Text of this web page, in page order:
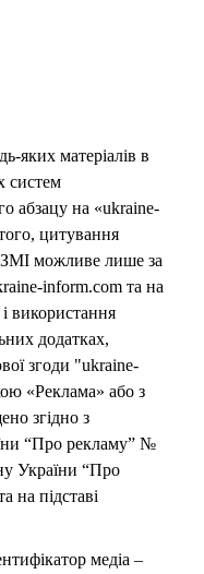
яких матеріалів в
систем
абзацу на «ukraine-
цитування
ЗМІ можливе лише за
inform.com та на
використання
додатках,
згоди "ukraine-
«Реклама» або з
згідно з
“Про рекламу” №
України “Про
на підставі
медіа –